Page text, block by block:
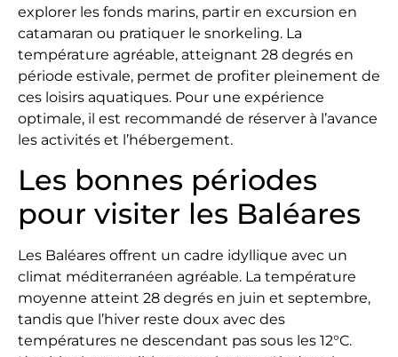
explorer les fonds marins, partir en excursion en
catamaran ou pratiquer le snorkeling. La
température agréable, atteignant 28 degrés en
période estivale, permet de profiter pleinement de
ces loisirs aquatiques. Pour une expérience
optimale, il est recommandé de réserver à l’avance
les activités et l’hébergement.
Les bonnes périodes
pour visiter les Baléares
Les Baléares offrent un cadre idyllique avec un
climat méditerranéen agréable. La température
moyenne atteint 28 degrés en juin et septembre,
tandis que l’hiver reste doux avec des
températures ne descendant pas sous les 12°C.